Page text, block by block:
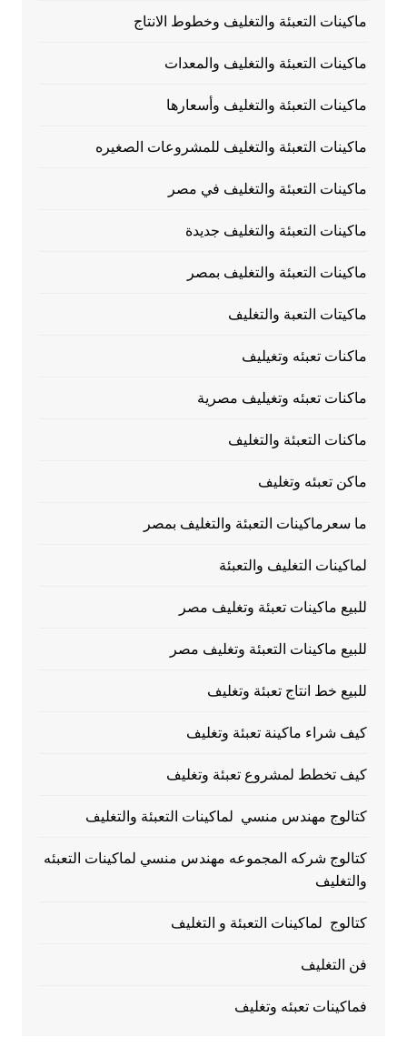
ماكينات التعبئة والتغليف وخطوط الانتاج
ماكينات التعبئة والتغليف والمعدات
ماكينات التعبئة والتغليف وأسعارها
ماكينات التعبئة والتغليف للمشروعات الصغيره
ماكينات التعبئة والتغليف في مصر
ماكينات التعبئة والتغليف جديدة
ماكينات التعبئة والتغليف بمصر
ماكيتات التعبة والتغليف
ماكنات تعبئه وتغيليف
ماكنات تعبئه وتغيليف مصرية
ماكنات التعبئة والتغليف
ماكن تعبئه وتغليف
ما سعرماكينات التعبئة والتغليف بمصر
لماكينات التغليف والتعبئة
للبيع ماكينات تعبئة وتغليف مصر
للبيع ماكينات التعبئة وتغليف مصر
للبيع خط انتاج تعبئة وتغليف
كيف شراء ماكينة تعبئة وتغليف
كيف تخطط لمشروع تعبئة وتغليف
كتالوج مهندس منسي لماكينات التعبئة والتغليف
كتالوج شركه المجموعه مهندس منسي لماكينات التعبئه
والتغليف
كتالوج لماكينات التعبئة و التغليف
فن التغليف
فماكينات تعبئه وتغليف